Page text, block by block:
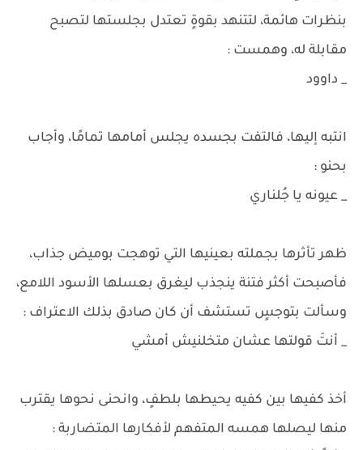
بنظرات هائمة، لتتنهد بقوةٍ تعتدل بجلستها لتصبح
مقابلة له، وهمست :
_ داوود
انتبه إليها، فالتفت بجسده يجلس أمامها تمامًا، وأجاب
بحنو :
_ عيونه يا جُلناري
ظهر تأثرها بجملته بعينيها التي توهجت بوميض جذاب،
فأصبحت أكثر فتنة ينجذب ليغرق بعسلها الأسود اللامع،
وسألت بتوجسٍ تستشف أن كان صادق بذلك الاعتراف :
_ أنتَ قولتها عشان متخلنيش أمشي
أخذ كفيها بين كفيه يحيطها بلطفٍ، وانحنى نحوها يقترب
منها ليصلها همسه المتفهم لأفكارها المتضاربة :